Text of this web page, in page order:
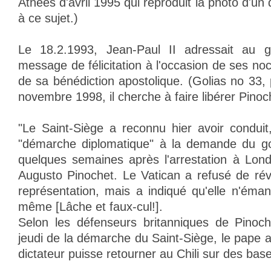
à ce sujet.)
Le 18.2.1993, Jean-Paul II adressait au
message de félicitation à l'occasion de ses
de sa bénédiction apostolique. (Golias no
novembre 1998, il cherche à faire libérer
"Le Saint-Siège a reconnu hier avoir
"démarche diplomatique" à la demande du
quelques semaines après l'arrestation à
Augusto Pinochet. Le Vatican a refusé de
représentation, mais a indiqué qu'elle
même [Lâche et faux-cul!].
Selon les défenseurs britanniques de
jeudi de la démarche du Saint-Siège, le pape
dictateur puisse retourner au Chili sur des